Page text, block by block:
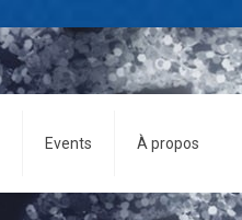
Events À propos